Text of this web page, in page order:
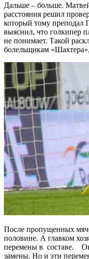
Дальше – больше.
расстояния решил
который тому преподал
выяснил, что голкипер
не понимает. Такой
болельщикам
После пропущенных
половине. А главком
перемены в составе. Он
замены. Но и эти